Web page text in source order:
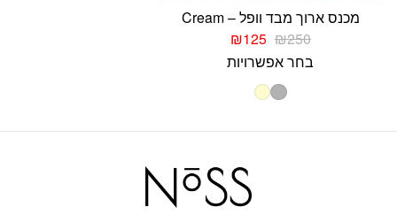
מכנס ארוך מבד וופל – Cream
₪250
המחיר
המקורי
היה:
₪250.
₪125
הנוכחי
הוא:בחר אפשרויות